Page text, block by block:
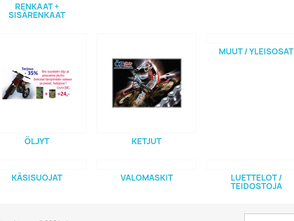
RENKAAT +
SISÄRENKAAT
ÖLJYT KETJUT
MUUT / YLEISOSAT
KÄSISUOJAT VALOMASKIT LUETTELOT /
TEIDOSTOJA